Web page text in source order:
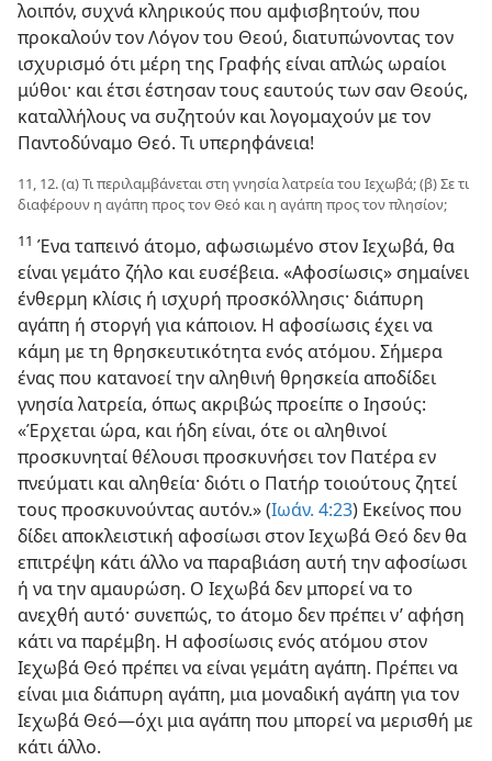
λοιπόν, συχνά κληρικούς που αμφισβητούν, που
προκαλούν τον Λόγον του Θεού, διατυπώνοντας τον
ισχυρισμό ότι μέρη της Γραφής είναι απλώς ωραίοι
μύθοι· και έτσι έστησαν τους εαυτούς των σαν Θεούς,
καταλλήλους να συζητούν και λογομαχούν με τον
Παντοδύναμο Θεό. Τι υπερηφάνεια!
11, 12. (α) Τι περιλαμβάνεται στη γνησία λατρεία του Ιεχωβά; (β) Σε τι
διαφέρουν η αγάπη προς τον Θεό και η αγάπη προς τον πλησίον;
11 Ένα ταπεινό άτομο, αφωσιωμένο στον Ιεχωβά, θα
είναι γεμάτο ζήλο και ευσέβεια. «Αφοσίωσις» σημαίνει
ένθερμη κλίσις ή ισχυρή προσκόλλησις· διάπυρη
αγάπη ή στοργή για κάποιον. Η αφοσίωσις έχει να
κάμη με τη θρησκευτικότητα ενός ατόμου. Σήμερα
ένας που κατανοεί την αληθινή θρησκεία αποδίδει
γνησία λατρεία, όπως ακριβώς προείπε ο Ιησούς:
«Έρχεται ώρα, και ήδη είναι, ότε οι αληθινοί
προσκυνηταί θέλουσι προσκυνήσει τον Πατέρα εν
πνεύματι και αληθεία· διότι ο Πατήρ τοιούτους ζητεί
τους προσκυνούντας αυτόν.» (Ιωάν. 4:23) Εκείνος που
δίδει αποκλειστική αφοσίωσι στον Ιεχωβά Θεό δεν θα
επιτρέψη κάτι άλλο να παραβιάση αυτή την αφοσίωσι
ή να την αμαυρώση. Ο Ιεχωβά δεν μπορεί να το
ανεχθή αυτό· συνεπώς, το άτομο δεν πρέπει ν’ αφήση
κάτι να παρέμβη. Η αφοσίωσις ενός ατόμου στον
Ιεχωβά Θεό πρέπει να είναι γεμάτη αγάπη. Πρέπει να
είναι μια διάπυρη αγάπη, μια μοναδική αγάπη για τον
Ιεχωβά Θεό—όχι μια αγάπη που μπορεί να μερισθή με
κάτι άλλο.